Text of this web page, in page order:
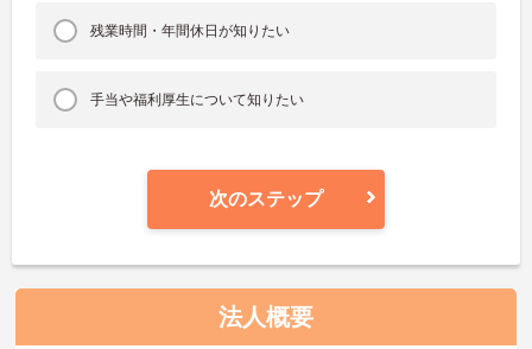
残業時間・年間休日が知りたい
手当や福利厚生について知りたい
次のステップ
法人概要